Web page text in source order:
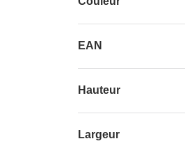
EAN
Hauteur
Largeur